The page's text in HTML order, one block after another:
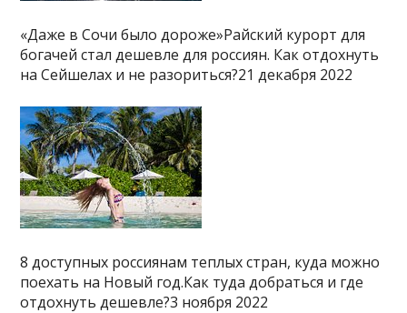
«Даже в Сочи было дороже»Райский курорт для
богачей стал дешевле для россиян. Как отдохнуть
на Сейшелах и не разориться?21 декабря 2022
8 доступных россиянам теплых стран, куда можно
поехать на Новый год.Как туда добраться и где
отдохнуть дешевле?3 ноября 2022